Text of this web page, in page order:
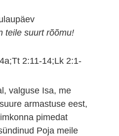
teile suurt rõõmu!
2:11-14;Lk 2:1-
valguse Isa, me
armastuse eest,
pimedat
Poja meile